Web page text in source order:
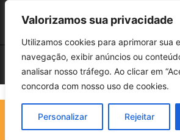
Valorizamos sua privacidade
Utilizamos cookies para aprimorar sua
navegação, exibir anúncios ou
analisar nosso tráfego. Ao clicar em
concorda com nosso uso de cookies.
Personalizar Rejeitar